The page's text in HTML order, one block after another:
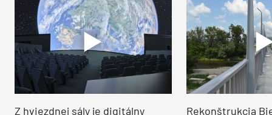
Z hviezdnej sály je digitálny
Rekonštrukcia